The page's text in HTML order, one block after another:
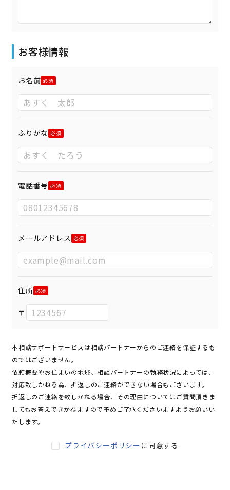
お客様情報
お名前
ふりがな
電話番号
メールアドレス
住所
〒
本相談サポートサービスは相談パートナーからのご連絡を保証するも
のではございません。
依頼概要やお住まいの地域、相談パートナーの執務状況によっては、
対応致しかねる為、折返しのご連絡ができない場合もございます。
折返しのご連絡を致しかねる場合、その理由についてはご質問頂きま
してもお答えできかねますので予めご了承くださいますようお願いい
たします。
プライバシーポリシー に同意する